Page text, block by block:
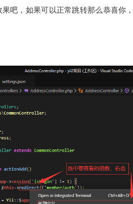
吧，如果可以正常跳转那么恭喜你